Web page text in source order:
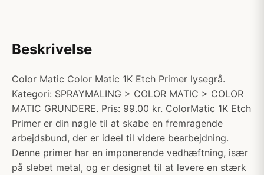
Beskrivelse
Color Matic Color Matic 1K Etch Primer lysegrå.
Kategori: SPRAYMALING > COLOR MATIC > COLOR
MATIC GRUNDERE. Pris: 99.00 kr. ColorMatic 1K Etch
Primer er din nøgle til at skabe en fremragende
arbejdsbund, der er ideel til videre bearbejdning.
Denne primer har en imponerende vedhæftning, især
på slebet metal, og er designet til at levere en stærk